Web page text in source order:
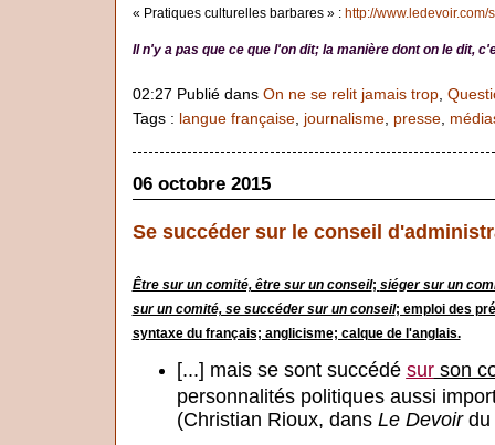
« Pratiques culturelles barbares » : http://
Il n'y a pas que ce que l'on dit; la manière dont on le dit,
02:27 Publié dans On ne se relit jamais trop,
Tags : langue française, journalisme, presse,
06 octobre 2015
Se succéder sur le conseil
Être sur un comité, être sur un conseil; siéger sur un
sur un comité, se succéder sur un conseil; emploi des
syntaxe du français; anglicisme; calque de l'anglais.
[...] mais se sont succédé surson
personnalités politiques aussi
(Christian Rioux, dans Le Devoirdu